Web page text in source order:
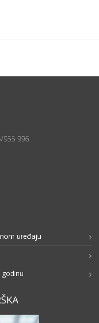
955 996
uređaju